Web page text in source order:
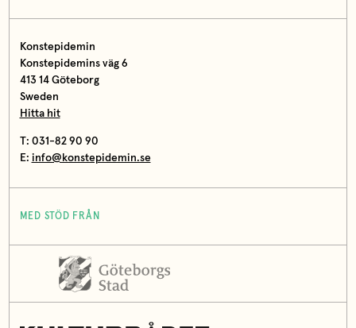
Konstepidemin
Konstepidemins väg 6
413 14 Göteborg
Sweden
Hitta hit
T: 031-82 90 90
E: info@konstepidemin.se
MED STÖD FRÅN